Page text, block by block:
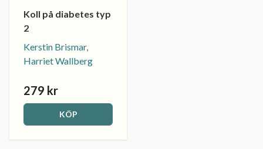
Koll på diabetes typ
2
Kerstin Brismar,
Harriet Wallberg
279 kr
KÖP